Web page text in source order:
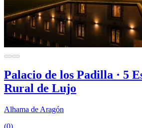
Palacio de los Padilla · 5
Rural de Lujo
Alhama de Aragón
(0)